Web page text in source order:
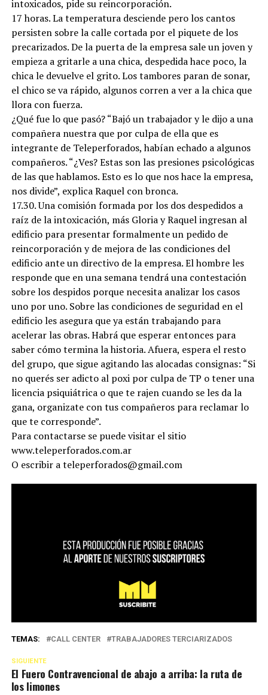
intoxicados, pide su reincorporación.
17 horas. La temperatura desciende pero los cantos
persisten sobre la calle cortada por el piquete de los
precarizados. De la puerta de la empresa sale un joven y
empieza a gritarle a una chica, despedida hace poco, la
chica le devuelve el grito. Los tambores paran de sonar,
el chico se va rápido, algunos corren a ver a la chica que
llora con fuerza.
¿Qué fue lo que pasó? “Bajó un trabajador y le dijo a una
compañera nuestra que por culpa de ella que es
integrante de Teleperforados, habían echado a algunos
compañeros. “¿Ves? Estas son las presiones psicológicas
de las que hablamos. Esto es lo que nos hace la empresa,
nos divide”, explica Raquel con bronca.
17.30. Una comisión formada por los dos despedidos a
raíz de la intoxicación, más Gloria y Raquel ingresan al
edificio para presentar formalmente un pedido de
reincorporación y de mejora de las condiciones del
edificio ante un directivo de la empresa. El hombre les
responde que en una semana tendrá una contestación
sobre los despidos porque necesita analizar los casos
uno por uno. Sobre las condiciones de seguridad en el
edificio les asegura que ya están trabajando para
acelerar las obras. Habrá que esperar entonces para
saber cómo termina la historia. Afuera, espera el resto
del grupo, que sigue agitando las alocadas consignas: “Si
no querés ser adicto al poxi por culpa de TP o tener una
licencia psiquiátrica o que te rajen cuando se les da la
gana, organizate con tus compañeros para reclamar lo
que te corresponde”.
Para contactarse se puede visitar el sitio
www.teleperforados.com.ar
O escribir a teleperforados@gmail.com
TEMAS: CALL CENTER TRABAJADORES TERCIARIZADOS
SIGUIENTE
El Fuero Contravencional de abajo a arriba: la ruta de
los limones